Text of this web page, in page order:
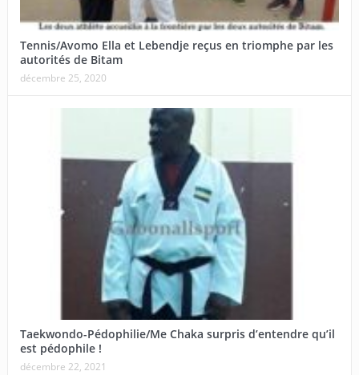
Tennis/Avomo Ella et Lebendje reçus en triomphe par les
autorités de Bitam
décembre 25, 2020
Taekwondo-Pédophilie/Me Chaka surpris d’entendre qu’il
est pédophile !
décembre 22, 2021